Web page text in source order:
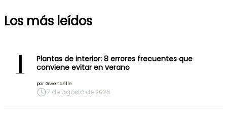
Los más leídos
1
Plantas de interior: 8 errores frecuentes que
conviene evitar en verano
por Gwenaëlle
7 de agosto de 2026